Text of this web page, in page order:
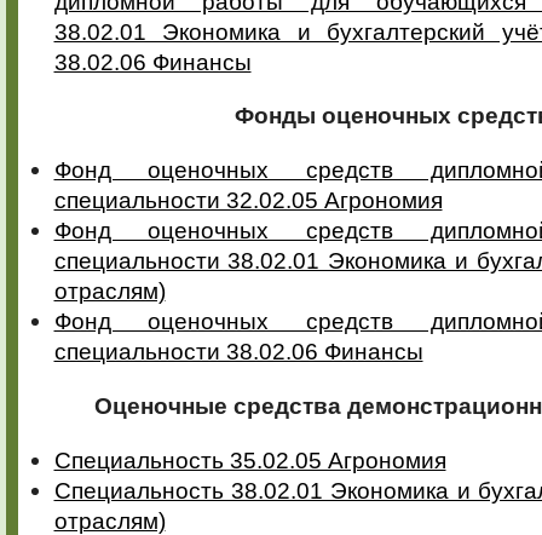
38.02.01 Экономика и бухгалтерский
38.02.06 Финансы
Фонды оценочных
Фонд оценочных средств
специальности 32.02.05 Агрономия
Фонд оценочных средств
специальности 38.02.01 Экономика и
отраслям)
Фонд оценочных средств
специальности 38.02.06 Финансы
Оценочные средства
Специальность 35.02.05 Агрономия
Специальность 38.02.01 Экономика и
отраслям)